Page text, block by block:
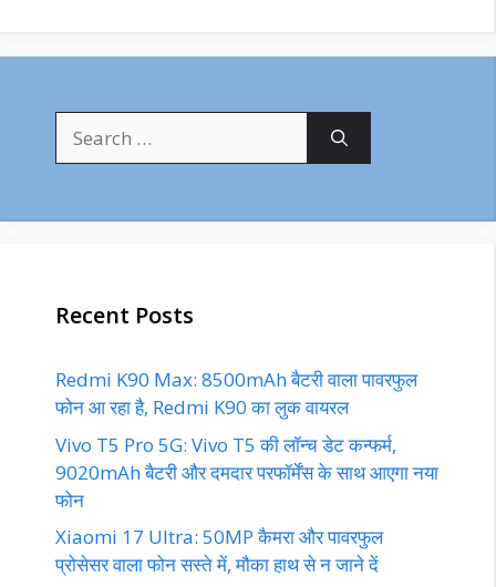
for:
Recent Posts
Redmi K90 Max: 8500mAh बैटरी वाला पावरफुल
फोन आ रहा है, Redmi K90 का लुक वायरल
Vivo T5 Pro 5G: Vivo T5 की लॉन्च डेट कन्फर्म,
9020mAh बैटरी और दमदार परफॉर्मेंस के साथ आएगा नया
फोन
Xiaomi 17 Ultra: 50MP कैमरा और पावरफुल
प्रोसेसर वाला फोन सस्ते में, मौका हाथ से न जाने दें